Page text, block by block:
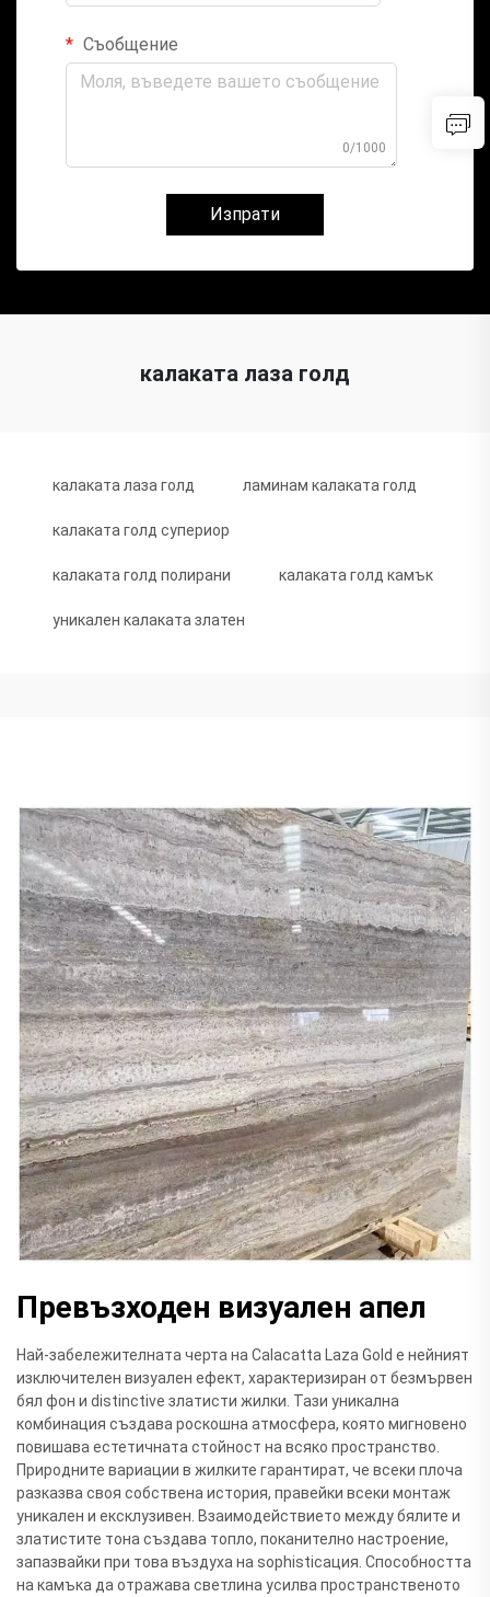
Съобщение
0/1000
Изпрати
калаката лаза голд
калаката лаза голд ламинам калаката голд
калаката голд супериор
калаката голд полирани калаката голд камък
уникален калаката златен
Превъзходен визуален апел
Най-забележителната черта на Calacatta Laza Gold е нейният
изключителен визуален ефект, характеризиран от безмървен
бял фон и distinctive златисти жилки. Тази уникална
комбинация създава роскошна атмосфера, която мигновено
повишава естетичната стойност на всяко пространство.
Природните вариации в жилките гарантират, че всеки плоча
разказва своя собствена история, правейки всеки монтаж
уникален и ексклузивен. Взаимодействието между бялите и
златистите тона създава топло, поканително настроение,
запазвайки при това въздуха на sophisticaция. Способността
на камъка да отражава светлина усилва пространственото